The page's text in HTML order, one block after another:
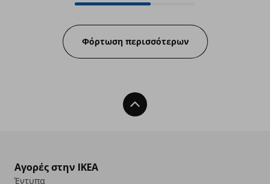
Progress:
Φόρτωση περισσότερων
Back To Top
Αγορές στην IKEA
Έντυπα